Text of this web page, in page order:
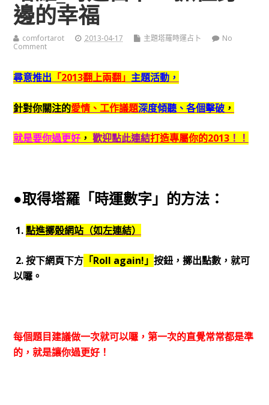
邊的幸福
comfortarot 2013-04-17 主題塔羅時運占卜
No
Comment
尋意推出 「2013翻上兩翻」 主題活動，
針對你關注的愛情、工作議題深度傾聽、各個擊破，
就是要你過更好， 歡迎點此連結打造專屬你的2013！！
●取得塔羅「時運數字」的方法：
1.點進擲骰網站（如左連結）
2. 按下網頁下方「Roll again!」 按鈕，擲出點數，就可
以囉。
每個題目建議做一次就可以囉，第一次的直覺常常都是準
的，就是讓你過更好！